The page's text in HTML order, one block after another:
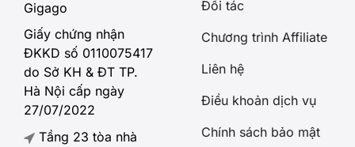
Gigago
Giấy chứng nhận
ĐKKD số 0110075417
do Sở KH & ĐT TP.
Hà Nội cấp ngày
27/07/2022
Tầng 23 tòa nhà
Đối tác
Chương trình Affiliate
Liên hệ
Điều khoản dịch vụ
Chính sách bảo mật